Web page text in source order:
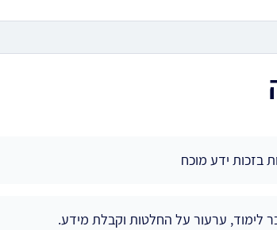
בזכות ידע מוכח
לימוד, ערעור על החלטות וקבלת מידע.